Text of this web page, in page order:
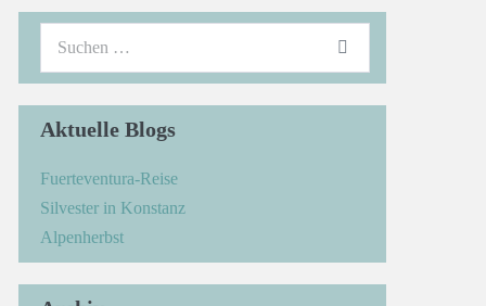
Aktuelle Blogs
Fuerteventura-Reise
Silvester in Konstanz
Alpenherbst